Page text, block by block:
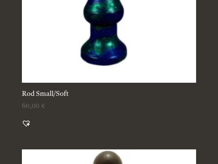
Rod Small/Soft
60,00 €